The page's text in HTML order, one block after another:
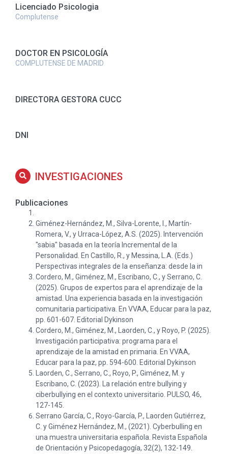
Licenciado Psicologia
Complutense
DOCTOR EN PSICOLOGÍA
COMPLUTENSE DE MADRID
DIRECTORA GESTORA CUCC
DNI
INVESTIGACIONES
Publicaciones
Giménez-Hernández, M., Silva-Lorente, I., Martín-
Romera, V., y Urraca-López, A.S. (2025). Intervención
"sabia" basada en la teoría Incremental de la
Personalidad. En Castillo, R., y Messina, L.A. (Eds.)
Perspectivas integrales de la enseñanza: desde la in
Cordero, M., Giménez, M., Escribano, C., y Serrano, C.
(2025). Grupos de expertos para el aprendizaje de la
amistad. Una experiencia basada en la investigación
comunitaria participativa. En VVAA, Educar para la paz,
pp. 601-607. Editorial Dykinson
Cordero, M., Giménez, M., Laorden, C., y Royo, P. (2025).
Investigación participativa: programa para el
aprendizaje de la amistad en primaria. En VVAA,
Educar para la paz, pp. 594-600. Editorial Dykinson
Laorden, C., Serrano, C., Royo, P., Giménez, M. y
Escribano, C. (2023). La relación entre bullying y
ciberbullying en el contexto universitario. PULSO, 46,
127-145.
Serrano García, C., Royo-García, P., Laorden Gutiérrez,
C. y Giménez Hernández, M., (2021). Cyberbulling en
una muestra universitaria española. Revista Española
de Orientación y Psicopedagogía, 32(2), 132-149.